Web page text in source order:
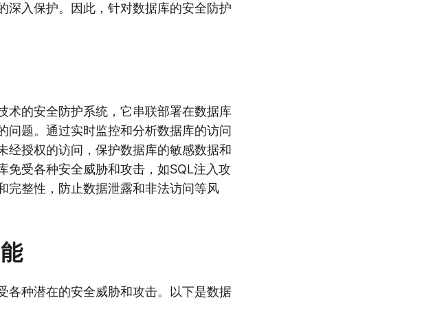
深入保护。因此，针对数据库的安全防护
术的安全防护系统，它串联部署在数据库
问题。通过实时监控和分析数据库的访问
经授权的访问，保护数据库的敏感数据和
免受各种安全威胁和攻击，如SQL注入攻
完整性，防止数据泄露和非法访问等风
各种潜在的安全威胁和攻击。以下是数据